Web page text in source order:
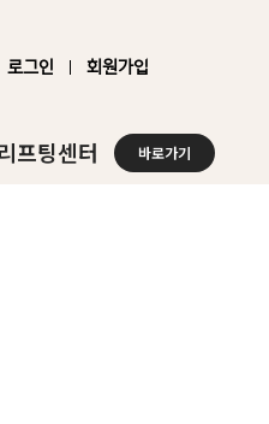
로그인 회원가입
프팅센터 바로가기